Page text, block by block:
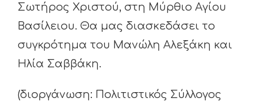
Σωτήρος Χριστού, στη Μύρθιο Αγίου
Βασίλειου. Θα μας διασκεδάσει το
συγκρότημα του Μανώλη Αλεξάκη και
Ηλία Σαββάκη.
(διοργάνωση: Πολιτιστικός Σύλλογος